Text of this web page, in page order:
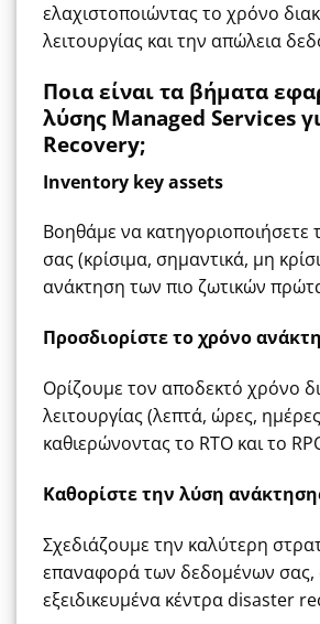
ελαχιστοποιώντας το χρόνο
λειτουργίας και την απώλεια
Ποια είναι τα βήματα
λύσης Managed Services
Recovery;
Inventory key assets
Βοηθάμε να κατηγοριοποιήσετε
σας (κρίσιμα, σημαντικά, μη
ανάκτηση των πιο ζωτικών
Προσδιορίστε το χρόνο
Ορίζουμε τον αποδεκτό χρόνο
λειτουργίας (λεπτά, ώρες,
καθιερώνοντας το RTO και το
Καθορίστε την λύση
Σχεδιάζουμε την καλύτερη
επαναφορά των δεδομένων σας,
εξειδικευμένα κέντρα disaster